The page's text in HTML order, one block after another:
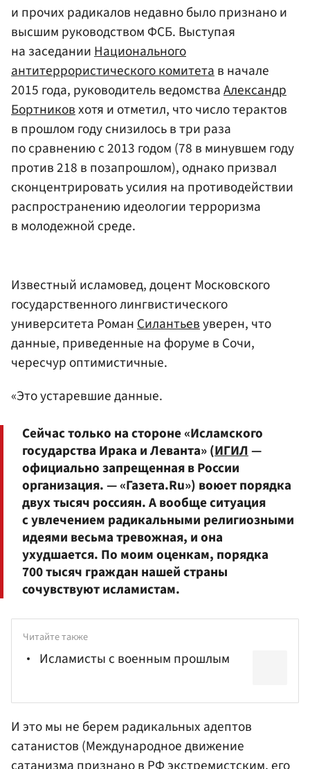
и прочих радикалов недавно было признано и
высшим руководством ФСБ. Выступая
на заседанииНационального
антитеррористического комитетав начале
2015 года, руководитель ведомстваАлександр
Бортниковхотя и отметил, что число терактов
в прошлом году снизилось в три раза
по сравнению с 2013 годом (78 в минувшем году
против 218 в позапрошлом), однако призвал
сконцентрировать усилия на противодействии
распространению идеологии терроризма
в молодежной среде.
Известный исламовед, доцент Московского
государственного лингвистического
университета РоманСилантьевуверен, что
данные, приведенные на форуме в Сочи,
чересчур оптимистичные.
«Это устаревшие данные.
Сейчас только на стороне «Исламского
государства Ирака и Леванта» (ИГИЛ—
официально запрещенная в России
организация. — «Газета.Ru») воюет порядка
двух тысяч россиян. А вообще ситуация
с увлечением радикальными религиозными
идеями весьма тревожная, и она
ухудшается. По моим оценкам, порядка
700 тысяч граждан нашей страны
сочувствуют исламистам.
Читайте также
Исламисты с военным прошлым
И это мы не берем радикальных адептов
сатанистов (Международное движение